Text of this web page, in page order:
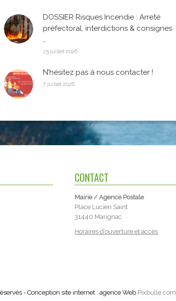
DOSSIER Risques Incendie : Arreté
préfectoral, interdictions & consignes
…
25 juillet 2026
N’hésitez pas à nous contacter !
7 juillet 2026
CONTACT
Mairie / Agence Postale
Place Lucien Saint
31440 Marignac
Horaires d’ouverture et accès
- Conception site internet : agence Web Pixbulle.com